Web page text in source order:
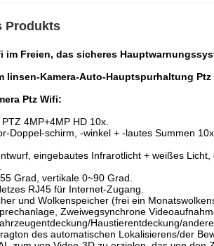
Produkts
im Freien, das sicheres
linsen-Kamera-Auto-Hauptspurhaltung
Ptz Wifi:
4MP+4MP HD 10x.
Doppel-schirm, -winkel + -lautes Summen
eingebautes Infrarotlicht + weißes
Grad, vertikale 0~90 Grad.
RJ45 für Internet-Zugang.
und Wolkenspeicher (frei ein
Zweiwegsynchrone
Haustierentdeckung/
des automatischen Lokalisierens/der